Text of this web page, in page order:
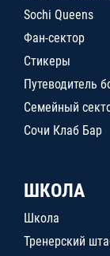
Sochi Queens
Фан-сектор
Стикеры
Путеводитель
Семейный
Сочи Клаб Бар
ШКОЛА
Школа
Тренерский